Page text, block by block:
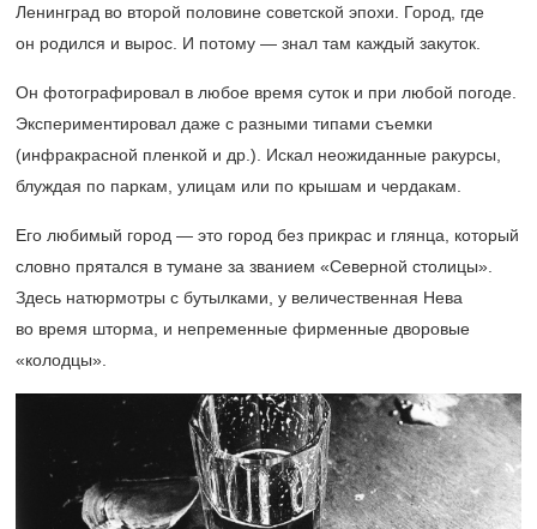
Ленинград во второй половине советской эпохи. Город, где
он родился и вырос. И потому — знал там каждый закуток.
Он фотографировал в любое время суток и при любой погоде.
Экспериментировал даже с разными типами съемки
(инфракрасной пленкой и др.). Искал неожиданные ракурсы,
блуждая по паркам, улицам или по крышам и чердакам.
Его любимый город — это город без прикрас и глянца, который
словно прятался в тумане за званием «Северной столицы».
Здесь натюрмотры с бутылками, у величественная Нева
во время шторма, и непременные фирменные дворовые
«колодцы».